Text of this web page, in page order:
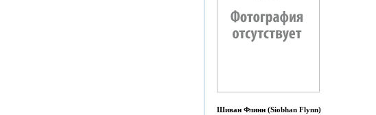
Шиван Флинн (Siobhan Flynn)